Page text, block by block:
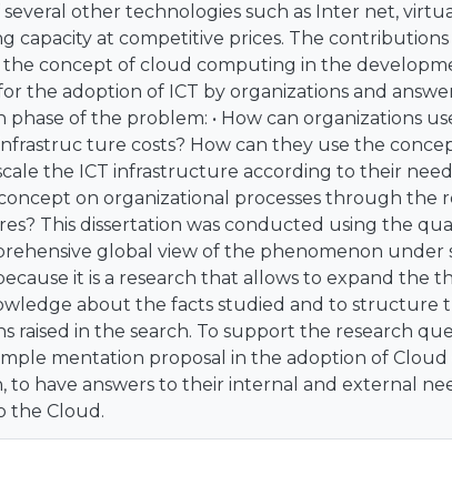
other technologies such as Inter net,
capacity at competitive prices. The
the concept of cloud computing in the
the adoption of ICT by organizations and
phase of the problem: • How can organizations
ture costs? How can they use the
the ICT infrastructure according to their
on organizational processes through the
This dissertation was conducted using the
global view of the phenomenon under
it is a research that allows to expand the
about the facts studied and to structure
raised in the search. To support the research
mentation proposal in the adoption of
to have answers to their internal and external
the Cloud.